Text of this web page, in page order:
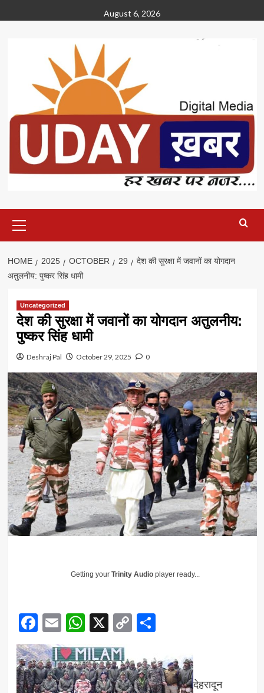
to
August 6, 2026
Menu
HOME 2025 OCTOBER 29
देश की सुरक्षा में जवानों का योगदान
अतुलनीय: पुष्कर सिंह धामी
Uncategorized
देश की सुरक्षा में जवानों का योगदान अतुलनीय:
पुष्कर सिंह धामी
Deshraj Pal October 29, 2025 0
Getting your Trinity Audioplayer ready...
Facebook
EmailWhatsApp
X CopyShare
देहरादून